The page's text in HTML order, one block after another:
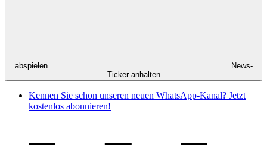
abspielen
News-
Ticker anhalten
Kennen Sie schon unseren neuen WhatsApp-Kanal? Jetzt
kostenlos abonnieren!